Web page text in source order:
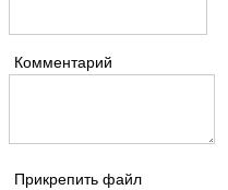
Комментарий
Прикрепить файл